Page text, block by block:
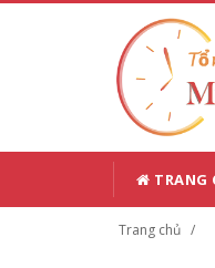
TRANG
Trang chủ